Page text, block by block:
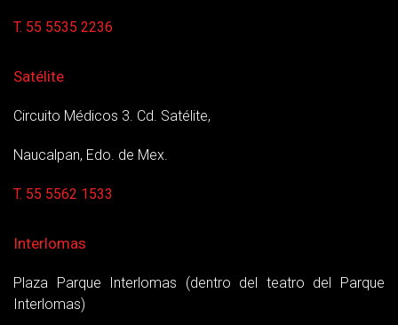
T. 55 5535 2236
Satélite
Circuito Médicos 3. Cd. Satélite,
Naucalpan, Edo. de Mex.
T. 55 5562 1533
Interlomas
Plaza Parque Interlomas (dentro del teatro del Parque
Interlomas)